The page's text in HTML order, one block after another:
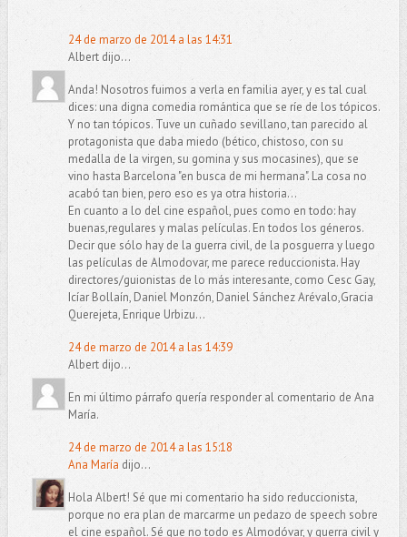
24 de marzo de 2014 a las 14:31
Albert dijo...
Anda! Nosotros fuimos a verla en familia ayer, y es tal cual
dices: una digna comedia romántica que se ríe de los tópicos.
Y no tan tópicos. Tuve un cuñado sevillano, tan parecido al
protagonista que daba miedo (bético, chistoso, con su
medalla de la virgen, su gomina y sus mocasines), que se
vino hasta Barcelona "en busca de mi hermana". La cosa no
acabó tan bien, pero eso es ya otra historia...
En cuanto a lo del cine español, pues como en todo: hay
buenas,regulares y malas películas. En todos los géneros.
Decir que sólo hay de la guerra civil, de la posguerra y luego
las películas de Almodovar, me parece reduccionista. Hay
directores/guionistas de lo más interesante, como Cesc Gay,
Icíar Bollaín, Daniel Monzón, Daniel Sánchez Arévalo,Gracia
Querejeta, Enrique Urbizu...
24 de marzo de 2014 a las 14:39
Albert dijo...
En mi último párrafo quería responder al comentario de Ana
María.
24 de marzo de 2014 a las 15:18
Ana María dijo...
Hola Albert! Sé que mi comentario ha sido reduccionista,
porque no era plan de marcarme un pedazo de speech sobre
el cine español. Sé que no todo es Almodóvar, y guerra civil y